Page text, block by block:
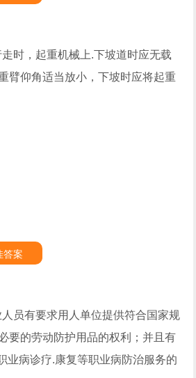
时，起重机械上.下坡道时应无载
臂仰角适当放小，下坡时应将起重
答案
员有要求用人单位提供符合国家规
要的劳动防护用品的权利；并且有
业病诊疗.康复等职业病防治服务的